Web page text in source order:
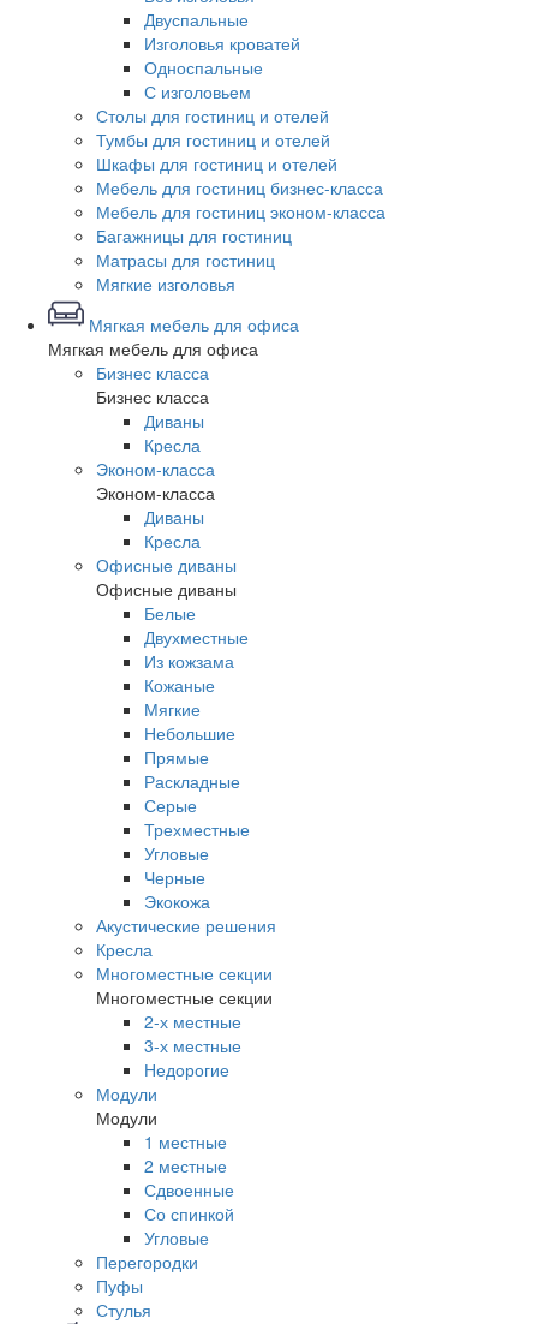
Двуспальные
Изголовья кроватей
Односпальные
С изголовьем
Столы для гостиниц и отелей
Тумбы для гостиниц и отелей
Шкафы для гостиниц и отелей
Мебель для гостиниц бизнес-класса
Мебель для гостиниц эконом-класса
Багажницы для гостиниц
Матрасы для гостиниц
Мягкие изголовья
Мягкая мебель для офиса
Мягкая мебель для офиса
Бизнес класса
Бизнес класса
Диваны
Кресла
Эконом-класса
Эконом-класса
Диваны
Кресла
Офисные диваны
Офисные диваны
Белые
Двухместные
Из кожзама
Кожаные
Мягкие
Небольшие
Прямые
Раскладные
Серые
Трехместные
Угловые
Черные
Экокожа
Акустические решения
Кресла
Многоместные секции
Многоместные секции
2-х местные
3-х местные
Недорогие
Модули
Модули
1 местные
2 местные
Сдвоенные
Со спинкой
Угловые
Перегородки
Пуфы
Стулья